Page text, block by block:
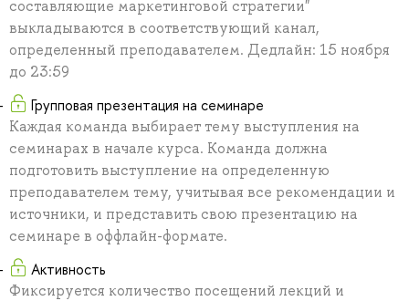
составляющие маркетинговой стратегии"
выкладываются в соответствующий канал,
определенный преподавателем. Дедлайн: 15 ноября
до 23:59
Групповая презентация на семинаре
Каждая команда выбирает тему выступления на
семинарах в начале курса. Команда должна
подготовить выступление на определенную
преподавателем тему, учитывая все рекомендации и
источники, и представить свою презентацию на
семинаре в оффлайн-формате.
Активность
Фиксируется количество посещений лекций и